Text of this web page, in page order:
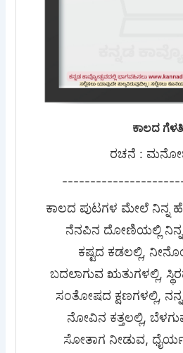
ಕಾಲದ ಗೆಳತಿ
ರಚನೆ :
ಕಾಲದ ಪುಟಗಳ ಮೇಲೆ ನಿನ್ನ
ನೆನಪಿನ ದೋಣಿಯಲ್ಲಿ
ಕಷ್ಟದ ಕಡಲಲ್ಲಿ,
ಬದಲಾಗುವ ಋತುಗಳಲ್ಲಿ,
ಸಂತೋಷದ ಕ್ಷಣಗಳಲ್ಲಿ,
ನೋವಿನ ಕತ್ತಲಲ್ಲಿ,
ಸೋತಾಗ ನೀಡುವ,